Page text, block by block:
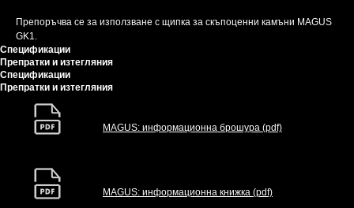
Препоръчва се за използване с щипка за скъпоценни камъни MAGUS
GK1.
Спецификации
Препратки и изтегляния
Спецификации
Препратки и изтегляния
MAGUS: информационна брошура (pdf)
MAGUS: информационна книжка (pdf)